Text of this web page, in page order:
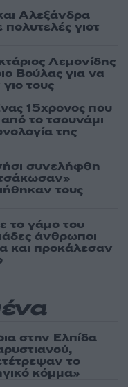
Αλεξάνδρα
γιοτ
Λεμονίδης
Βούλας για να
τους
15χρονος που
το τσουνάμι
της
συνελήφθη
τους
το γάμο του
άνθρωποι
και προκάλεσαν
στην Ελπίδα
το
κόμμα»